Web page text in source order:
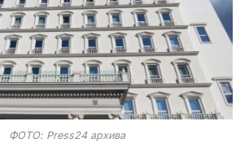
ФОТО: Press24 архива